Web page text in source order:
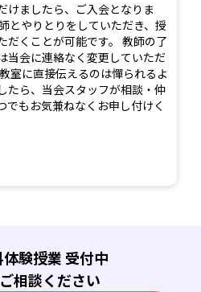
けましたら、ご入会となりま
とやりとりをしていただき、授
だくことが可能です。 教師の了
当会に連絡なく変更していただ
室に直接伝えるのは憚られるよ
たら、当会スタッフが相談・仲
でもお気兼ねなくお申し付けく
験授業 受付中
相談ください